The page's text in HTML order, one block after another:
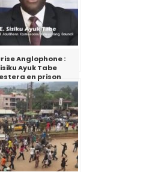
Anglophone :
Ayuk Tabe
en prison